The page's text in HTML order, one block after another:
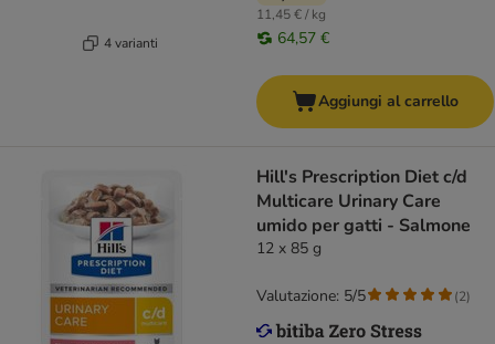
4 varianti
11,45 € / kg
64,57 €
Aggiungi al carrello
Hill's Prescription Diet c/d
Multicare Urinary Care
umido per gatti - Salmone
12 x 85 g
Valutazione: 5/5 (2)